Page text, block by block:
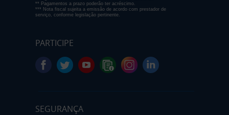
** Pagamentos a prazo poderão ter acréscimo.
*** Nota fiscal sujeita a emissão de acordo com prestador de
serviço, conforme legislação pertinente.
PARTICIPE
SEGURANÇA